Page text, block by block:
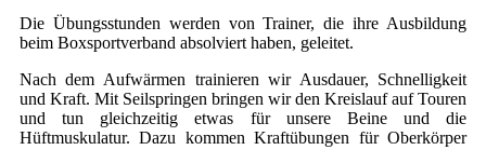
Die Übungsstunden werden von Trainer, die ihre Ausbildung
beim Boxsportverband absolviert haben, geleitet.
Nach dem Aufwärmen trainieren wir Ausdauer, Schnelligkeit
und Kraft. Mit Seilspringen bringen wir den Kreislauf auf Touren
und tun gleichzeitig etwas für unsere Beine und die
Hüftmuskulatur. Dazu kommen Kraftübungen für Oberkörper